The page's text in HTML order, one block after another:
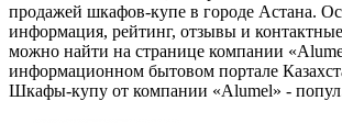
продажей шкафов-купе в городе Астана.
информация, рейтинг, отзывы и
можно найти на странице компании
информационном бытовом портале
Шкафы-купу от компании «Alumel» -